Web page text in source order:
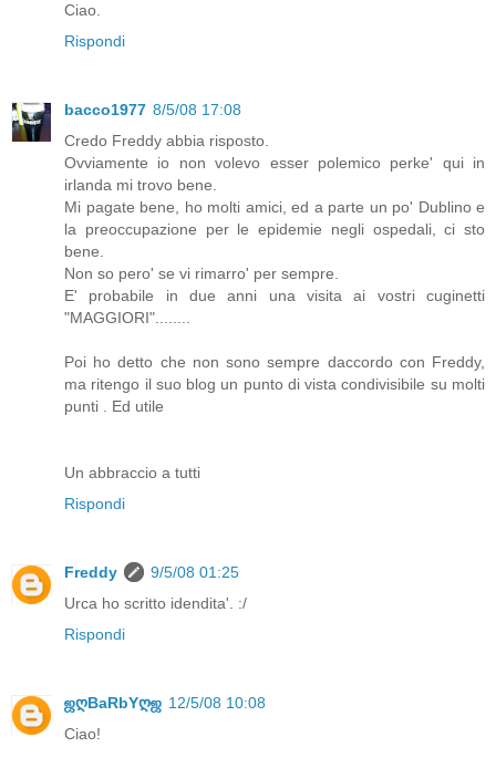
Ciao.
Rispondi
bacco1977 8/5/08 17:08
Credo Freddy abbia risposto.
Ovviamente io non volevo esser polemico perke' qui in
irlanda mi trovo bene.
Mi pagate bene, ho molti amici, ed a parte un po' Dublino e
la preoccupazione per le epidemie negli ospedali, ci sto
bene.
Non so pero' se vi rimarro' per sempre.
E' probabile in due anni una visita ai vostri cuginetti
"MAGGIORI"........
Poi ho detto che non sono sempre daccordo con Freddy,
ma ritengo il suo blog un punto di vista condivisibile su molti
punti . Ed utile
Un abbraccio a tutti
Rispondi
Freddy
9/5/08 01:25
Urca ho scritto idendita'. :/
Rispondi
ஜღBaRbYღஜ 12/5/08 10:08
Ciao!